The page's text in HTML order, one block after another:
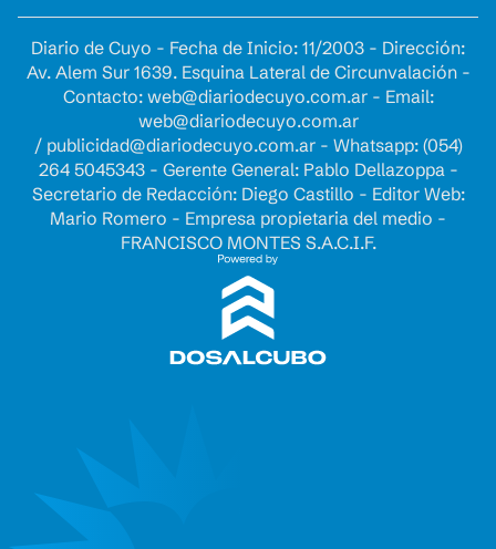
Diario de Cuyo - Fecha de Inicio: 11/2003 - Dirección:
Av. Alem Sur 1639. Esquina Lateral de Circunvalación -
Contacto: web@diariodecuyo.com.ar- Email:
web@diariodecuyo.com.ar
/ publicidad@diariodecuyo.com.ar- Whatsapp: (054)
264 5045343 - Gerente General: Pablo Dellazoppa -
Secretario de Redacción: Diego Castillo - Editor Web:
Mario Romero - Empresa propietaria del medio -
FRANCISCO MONTES S.A.C.I.F.